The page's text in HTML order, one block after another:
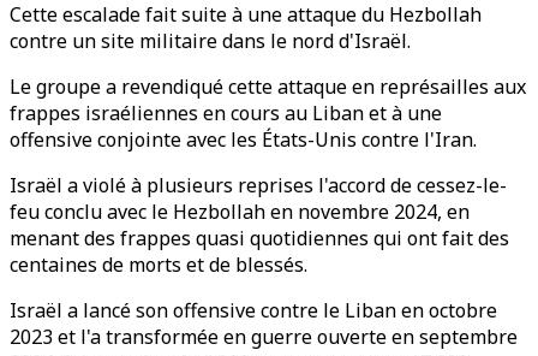
Cette escalade fait suite à une attaque du Hezbollah
contre un site militaire dans le nord d'Israël.
Le groupe a revendiqué cette attaque en représailles aux
frappes israéliennes en cours au Liban et à une
offensive conjointe avec les États-Unis contre l'Iran.
Israël a violé à plusieurs reprises l'accord de cessez-le-
feu conclu avec le Hezbollah en novembre 2024, en
menant des frappes quasi quotidiennes qui ont fait des
centaines de morts et de blessés.
Israël a lancé son offensive contre le Liban en octobre
2023 et l'a transformée en guerre ouverte en septembre